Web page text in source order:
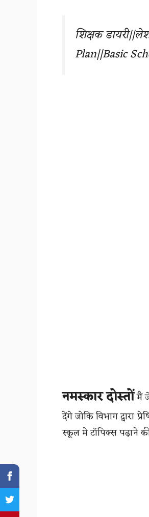
शिक्षक
Plan||Basic
नमस्कार दोस्तोंमैं
देंगे जोकि विभाग
स्कूल मे टॉपिक्स पढ़ाने